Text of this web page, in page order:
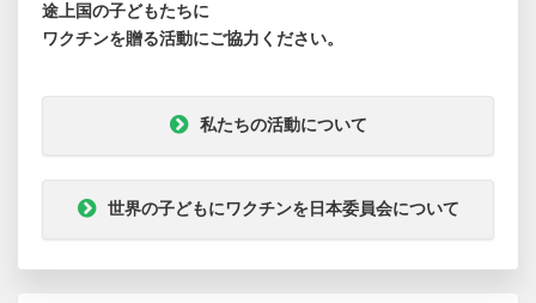
途上国の子どもたちに
ワクチンを贈る活動にご協力ください。
私たちの活動について
世界の子どもにワクチンを日本委員会について